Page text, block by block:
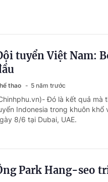
tuyển Việt Nam:
thao 5 năm trước
Đó là kết quả mà
Indonesia trong khuôn khổ
8/6 tại Dubai, UAE.
Park Hang-seo